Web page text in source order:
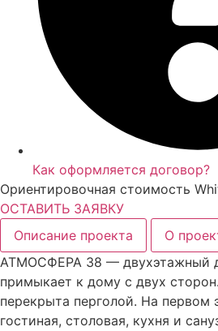
Как оформляется договор?
Ориентировочная стоимость
ОСТАВИТЬ ЗАЯВКУ
Описание проекта
О
АТМОСФЕРА 38 — двухэтажный
примыкает к дому с двух
перекрыта перголой. На первом
гостиная, столовая, кухня и